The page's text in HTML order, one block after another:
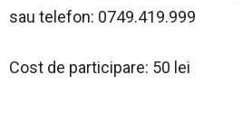
sau telefon: 0749.419.999
Cost de participare: 50 lei